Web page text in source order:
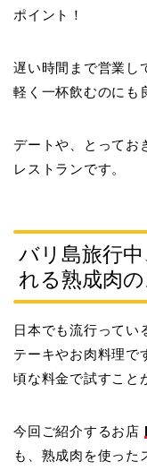
ポイント！
遅い時間まで営業し
軽く一杯飲むのにも
デートや、とってお
レストランです。
バリ島旅行
れる熟成肉
日本でも流行ってい
テーキやお肉料理で
頃な料金で試すこと
今回ご紹介するお店
も、熟成肉を使った